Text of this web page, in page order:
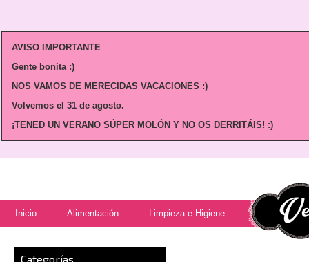
AVISO IMPORTANTE
Gente bonita :)
NOS VAMOS DE MERECIDAS VACACIONES :)
Volvemos el 31 de agosto.
¡TENED UN VERANO SÚPER MOLÓN Y NO OS DERRITÁIS! :)
Inicio Alimentación Limpieza e Higiene
Categorías